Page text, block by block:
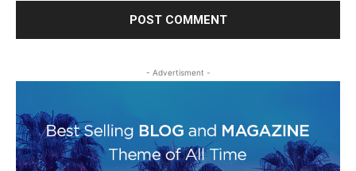
- Advertisment -